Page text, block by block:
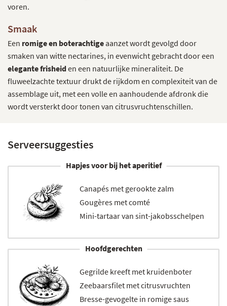
voren.
Smaak
Een romige en boterachtigeaanzet wordt gevolgd door
smaken van witte nectarines, in evenwicht gebracht door een
elegante frisheiden een natuurlijke mineraliteit. De
fluweelzachte textuur drukt de rijkdom en complexiteit van de
assemblage uit, met een volle en aanhoudende afdronk die
wordt versterkt door tonen van citrusvruchtenschillen.
Serveersuggesties
Hapjes voor bij het aperitief
Canapés met gerookte zalm
Gougères met comté
Mini-tartaar van sint-jakobsschelpen
Hoofdgerechten
Gegrilde kreeft met kruidenboter
Zeebaarsfilet met citrusvruchten
Bresse-gevogelte in romige saus